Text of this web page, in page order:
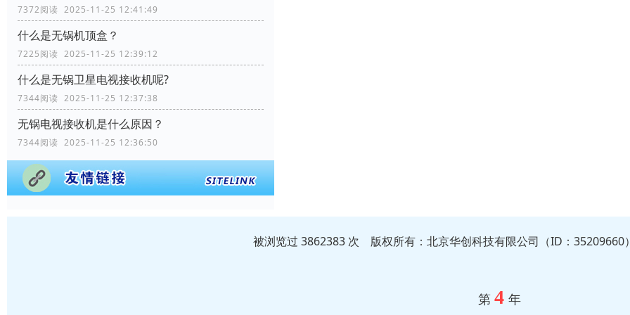
7372阅读 2025-11-25 12:41:49
什么是无锅机顶盒？
7225阅读 2025-11-25 12:39:12
什么是无锅卫星电视接收机呢?
7344阅读 2025-11-25 12:37:38
无锅电视接收机是什么原因？
7344阅读 2025-11-25 12:36:50
被浏览过 3862383 次 版权所有：北京华创科技有限公司（ID：35209660）
第 4 年